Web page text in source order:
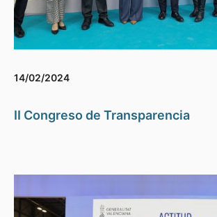
14/02/2024
II Congreso de Transparencia